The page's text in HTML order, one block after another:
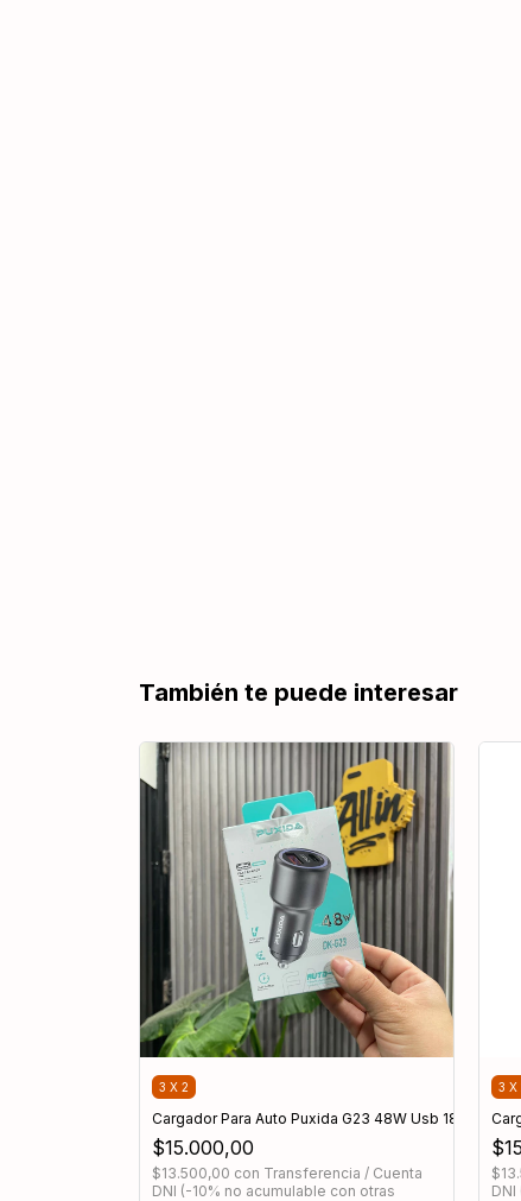
También te puede interesar
3 X 2
Cargador Para Auto Puxida G23 48W Usb 18w /
$15.000,00
$13.500,00 con Transferencia / Cuenta
DNI (-10% no acumulable con otras
3 X